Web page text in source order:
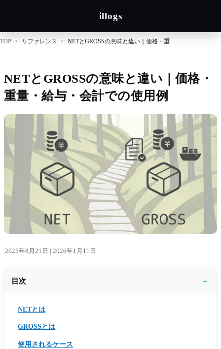
illogs
TOP リファレンス NETとGROSSの意味と違い｜価格・重量・給与・会計で
NETとGROSSの意味と違い｜価格・
重量・給与・会計での使用例
2025年8月21日 | 2026年1月11日
目次
NETとは
GROSSとは
使用されるケース